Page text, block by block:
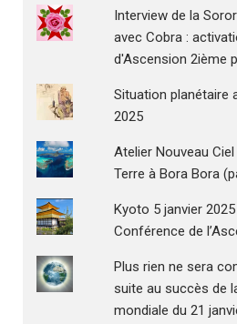
Interview de la
avec Cobra :
d'Ascension 2ième
Situation planétaire
2025
Atelier Nouveau
Terre à Bora Bora
Kyoto 5 janvier
Conférence de
Plus rien ne sera
suite au succès de
mondiale du 21